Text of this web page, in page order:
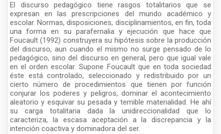
El discurso pedagógico tiene rasgos totalitarios que se
expresan en las prescripciones del mundo académico y
escolar. Normas, disposiciones, disciplinamientos, en fin, toda
una forma en su parafernalia y ejecución que hace que
Foucault (1992) construyera su hipótesis sobre la producción
del discurso, aun cuando el mismo no surge pensado de lo
pedagógico, sino del discurso en general, pero que igual vale
en el orden escolar. Supone Foucault que en toda sociedad
éste está controlado, seleccionado y redistribuido por un
cierto número de procedimientos que tienen por función
conjurar los poderes y peligros, dominar el acontecimiento
aleatorio y esquivar su pesada y temible materialidad. He ahí
su carga totalitaria dada la unidireccionalidad que lo
caracteriza, la escasa aceptación a la discrepancia y la
intención coactiva y dominadora del ser.